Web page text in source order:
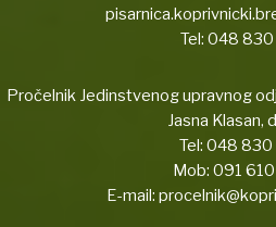
Tel: 048 830
Pročelnik Jedinstvenog upravnog
Jasna Klasan,
Tel: 048 830
Mob: 091 610
E-mail: